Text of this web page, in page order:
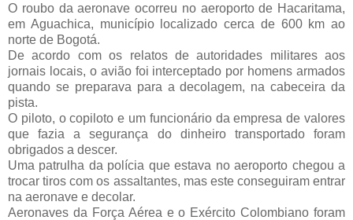
O roubo da aeronave ocorreu no aeroporto de Hacaritama,
em Aguachica, município localizado cerca de 600 km ao
norte de Bogotá.
De acordo com os relatos de autoridades militares aos
jornais locais, o avião foi interceptado por homens armados
quando se preparava para a decolagem, na cabeceira da
pista.
O piloto, o copiloto e um funcionário da empresa de valores
que fazia a segurança do dinheiro transportado foram
obrigados a descer.
Uma patrulha da polícia que estava no aeroporto chegou a
trocar tiros com os assaltantes, mas este conseguiram entrar
na aeronave e decolar.
Aeronaves da Força Aérea e o Exército Colombiano foram